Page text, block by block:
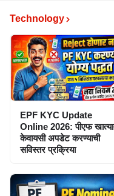
EPF KYC Update
Online 2026: पीएफ खात्यात
केवायसी अपडेट करण्याची
सविस्तर प्रक्रिया